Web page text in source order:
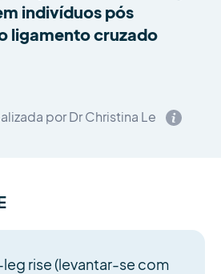
indivíduos pós
ligamento cruzado
por Dr Christina Le
rise (levantar-se com